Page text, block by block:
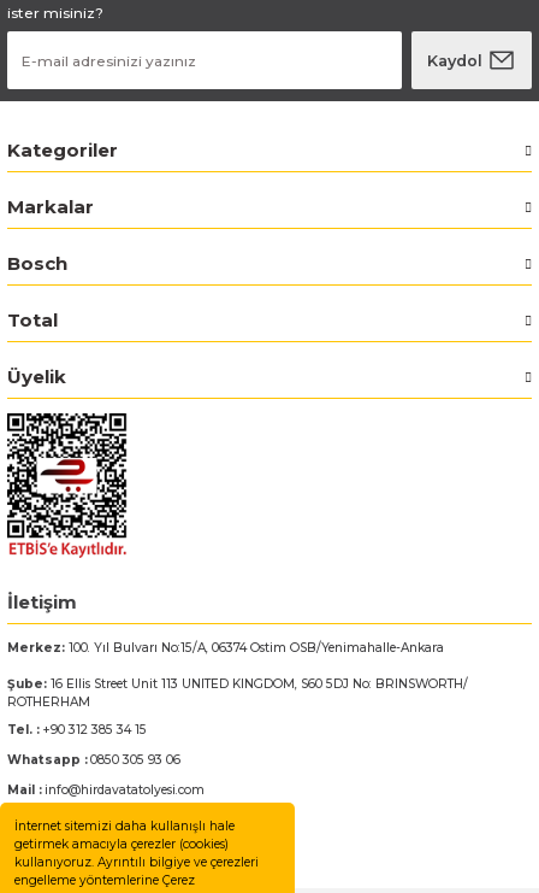
İnternet sitemizi daha kullanışlı hale
getirmek amacıyla çerezler (cookies)
kullanıyoruz. Ayrıntılı bilgiye ve çerezleri
engelleme yöntemlerine Çerez
Bosch PSR 18 LI-2
ister misiniz?
Kaydol
Kategoriler
Markalar
Bosch
Total
Üyelik
İletişim
Merkez: 100. Yıl Bulvarı No:15/A, 06374 Ostim OSB/Yenimahalle-Ankara
Şube: 16 Ellis Street Unit 113 UNITED KINGDOM, S60 5DJ No: BRINSWORTH/
ROTHERHAM
Tel. : +90 312 385 34 15
Whatsapp :0850 305 93 06
Mail : info@hirdavatatolyesi.com